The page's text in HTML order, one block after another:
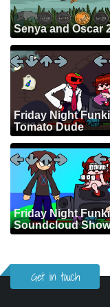
Senya and Oscar
Friday Night
Tomato Dude
Friday Night
Soundcloud
Get in touch